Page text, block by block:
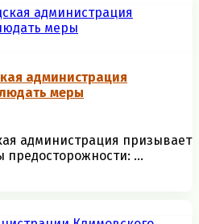
администрация
меры
администрация призывает
...